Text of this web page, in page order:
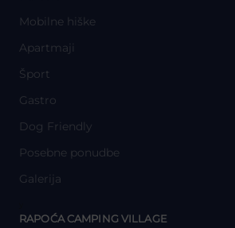
Mobilne hiške
Apartmaji
Šport
Gastro
Dog Friendly
Posebne ponudbe
Galerija
RAPOĆA CAMPING VILLAGE